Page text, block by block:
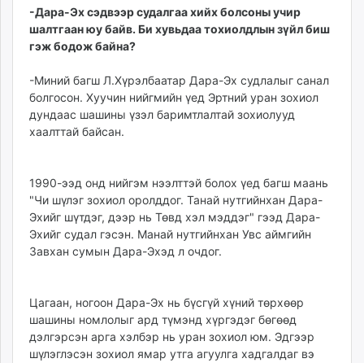
Livetv.mn
Eguur.mn
24tsag.mn
eagle.mn
ergelt.mn
zarig.mn
mminfo.mn
ugluu.mn
urlag.mn
unen.mn
shuurhai.mn
unuudur.mn
isee.mn
-Дара-Эх сэдвээр судалгаа хийх болсоны учир
шалтгаан юу байв. Би хувьдаа тохиолдлын зүйл биш
гэж бодож байна?
-Миний багш Л.Хүрэлбаатар Дара-Эх судлалыг санал
болгосон. Хуучин нийгмийн үед Эртний уран зохиол
дундаас шашины үзэл баримтлалтай зохиолууд
хаалттай байсан.
1990-ээд онд нийгэм нээлттэй болох үед багш маань
"Чи шүлэг зохиол оролддог. Танай нутгийнхан Дара-
Эхийг шүтдэг, дээр нь Төвд хэл мэддэг" гээд Дара-
Эхийг судал гэсэн. Манай нутгийнхан Увс аймгийн
Завхан сумын Дара-Эхэд л очдог.
Цагаан, ногоон Дара-Эх нь бүсгүй хүний төрхөөр
шашины номлолыг ард түмэнд хүргэдэг бөгөөд
дэлгэрсэн арга хэлбэр нь уран зохиол юм. Эдгээр
шүлэглэсэн зохиол ямар утга агуулга хадгалдаг вэ